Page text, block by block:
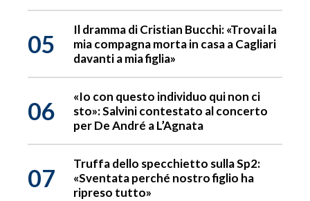
05
Il dramma di Cristian Bucchi: «Trovai la
mia compagna morta in casa a Cagliari
davanti a mia figlia»
06
«Io con questo individuo qui non ci
sto»: Salvini contestato al concerto
per De André a L’Agnata
07
Truffa dello specchietto sulla Sp2:
«Sventata perché nostro figlio ha
ripreso tutto»